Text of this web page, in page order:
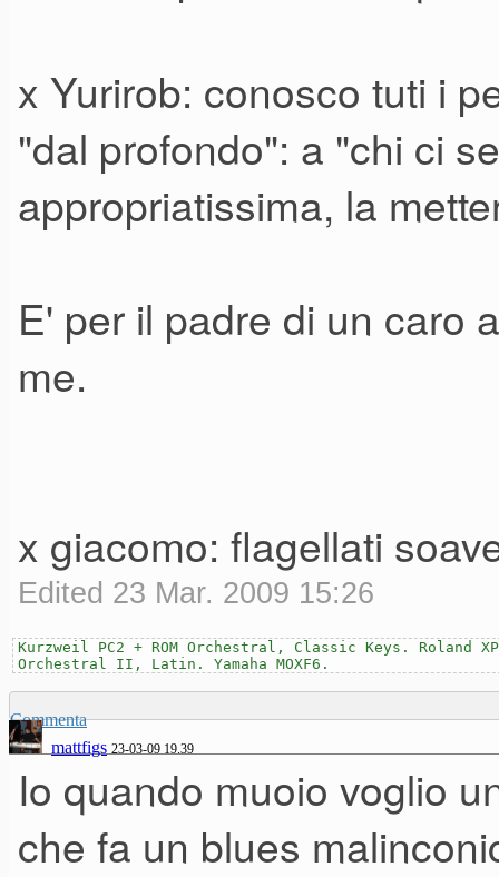
x Yurirob: conosco tuti i
"dal profondo": a "chi ci
appropriatissima, la
E' per il padre di un caro
me.
x giacomo: flagellati
Edited 23 Mar. 2009 15:26
Kurzweil PC2 + ROM Orchestral, Classic Keys. Roland
Orchestral II, Latin. Yamaha MOXF6.
Commenta
mattfigs 23-03-09 19.39
Io quando muoio voglio
che fa un blues